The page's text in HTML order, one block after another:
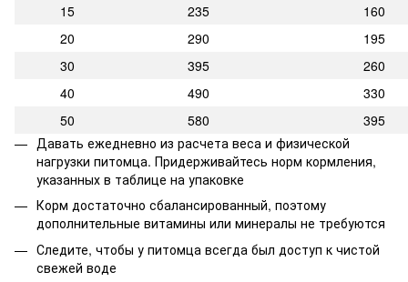
15
235
160
20
290
195
30
395
260
40
490
330
50
580
395
Давать ежедневно из расчета веса и физической
нагрузки питомца. Придерживайтесь норм кормления,
указанных в таблице на упаковке
Корм достаточно сбалансированный, поэтому
дополнительные витамины или минералы не требуются
Следите, чтобы у питомца всегда был доступ к чистой
свежей воде